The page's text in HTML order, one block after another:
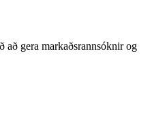
gera markaðsrannsóknir og